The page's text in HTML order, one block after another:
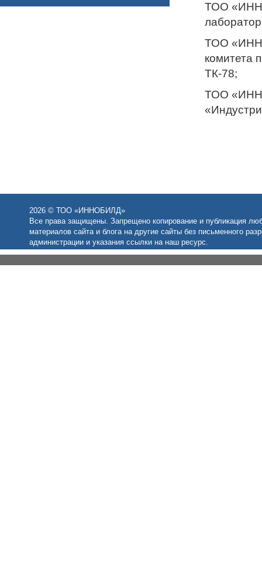
ТОО
ТОО
комитета
ТК-78;
ТОО
2026 © ТОО «ИННОБИЛД»
Все права защищены. Запрещено копирование и публикация
материалов сайта и блога на другие сайты без письменного
администрации и указания ссылки на наш ресурс.